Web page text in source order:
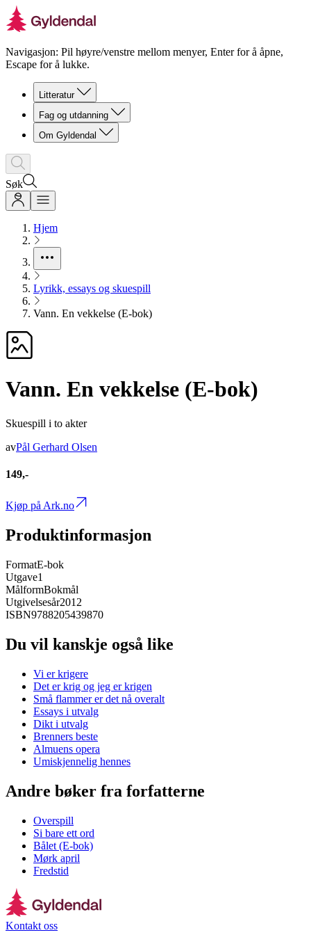
Navigasjon: Pil høyre/venstre mellom menyer, Enter for å åpne,
Escape for å lukke.
Litteratur
Fag og utdanning
Om Gyldendal
Søk
Hjem
Lyrikk, essays og skuespill
Vann. En vekkelse (E-bok)
Vann. En vekkelse (E-bok)
Skuespill i to akter
avPål Gerhard Olsen
149,-
Kjøp på Ark.no
Produktinformasjon
FormatE-bok
Utgave1
MålformBokmål
Utgivelsesår2012
ISBN9788205439870
Du vil kanskje også like
Vi er krigere
Det er krig og jeg er krigen
Små flammer er det nå overalt
Essays i utvalg
Dikt i utvalg
Brenners beste
Almuens opera
Umiskjennelig hennes
Andre bøker fra forfatterne
Overspill
Si bare ett ord
Bålet (E-bok)
Mørk april
Fredstid
Kontakt oss